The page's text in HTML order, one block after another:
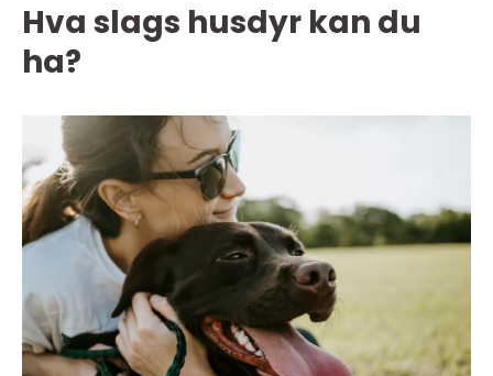
Hva slags husdyr kan du
ha?